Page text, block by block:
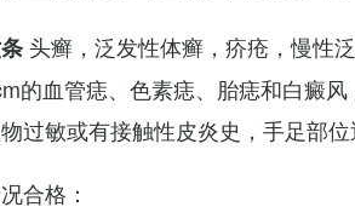
头癣，泛发性体癣，疥疮，慢性
的血管痣、色素痣、胎痣和白癜
过敏或有接触性皮炎史，手足部
合格：